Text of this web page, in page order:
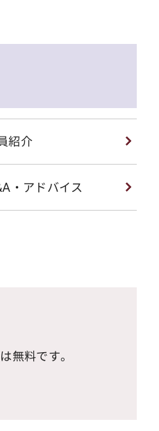
紹介
・アドバイス
無料です。